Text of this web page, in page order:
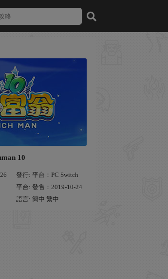
10
發行: 平台：PC Switch
平台: 發售：2019-10-24
語言: 簡中 繁中